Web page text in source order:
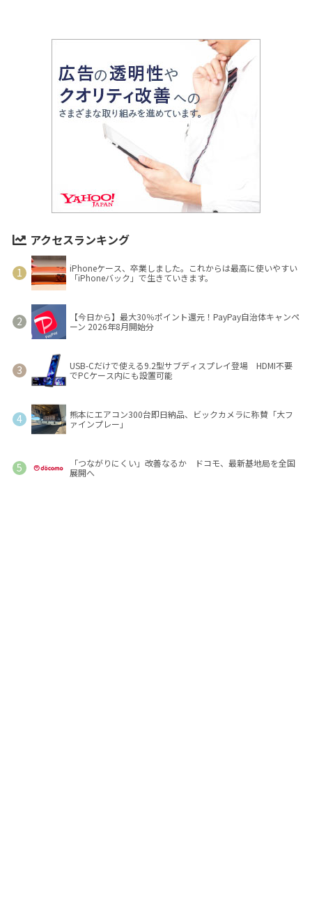
アクセスランキング
iPhoneケース、卒業しました。これからは最高に使いやすい
「iPhoneバック」で生きていきます。
【今日から】最大30％ポイント還元！PayPay自治体キャンペ
ーン 2026年8月開始分
USB-Cだけで使える9.2型サブディスプレイ登場 HDMI不要
でPCケース内にも設置可能
熊本にエアコン300台即日納品、ビックカメラに称賛「大フ
ァインプレー」
「つながりにくい」改善なるか ドコモ、最新基地局を全国
展開へ